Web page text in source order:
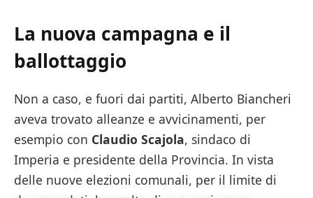
La nuova campagna e il
ballottaggio
Non a caso, e fuori dai partiti, Alberto Biancheri
aveva trovato alleanze e avvicinamenti, per
esempio con Claudio Scajola, sindaco di
Imperia e presidente della Provincia. In vista
delle nuove elezioni comunali, per il limite di